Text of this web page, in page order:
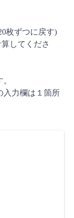
ずつに戻す)
してくださ
力欄は１箇所